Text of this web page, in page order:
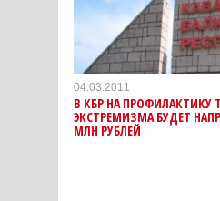
04.03.2011
В КБР НА ПРОФИЛАКТИКУ
ЭКСТРЕМИЗМА БУДЕТ
МЛН РУБЛЕЙ